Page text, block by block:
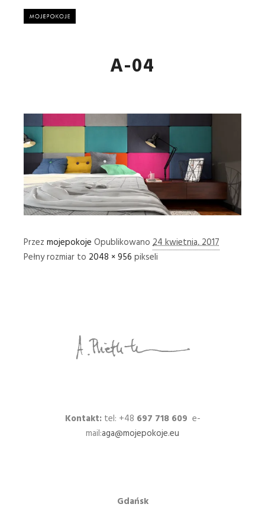
A-04
Przez mojepokoje Opublikowano 24 kwietnia, 2017
Pełny rozmiar to 2048 × 956 pikseli
Kontakt:tel: +48 697 718 609 e-
mail:aga@mojepokoje.eu
Gdańsk